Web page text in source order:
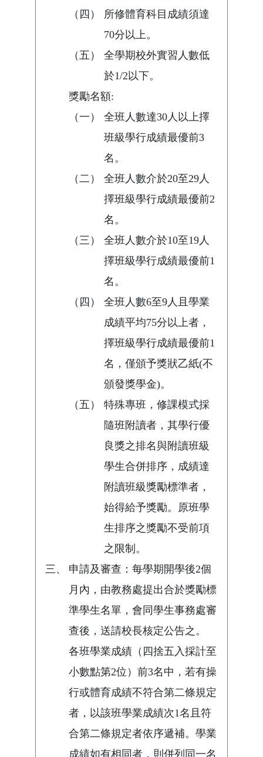
（四）
所修體育科目成績須達
70分以上。
（五）
全學期校外實習人數低
於1/2以下。
獎勵名額:
（一）
全班人數達30人以上擇
班級學行成績最優前3
名。
（二）
全班人數介於20至29人
擇班級學行成績最優前2
名。
（三）
全班人數介於10至19人
擇班級學行成績最優前1
名。
（四）
全班人數6至9人且學業
成績平均75分以上者，
擇班級學行成績最優前1
名，僅頒予獎狀乙紙(不
頒發獎學金)。
（五）
特殊專班，修課模式採
隨班附讀者，其學行優
良獎之排名與附讀班級
學生合併排序，成績達
附讀班級獎勵標準者，
始得給予獎勵。原班學
生排序之獎勵不受前項
之限制。
三、
申請及審查：每學期開學後2個
月內，由教務處提出合於獎勵標
準學生名單，會同學生事務處審
查後，送請校長核定公告之。
各班學業成績（四捨五入採計至
小數點第2位）前3名中，若有操
行或體育成績不符合第二條規定
者，以該班學業成績次1名且符
合第二條規定者依序遞補。學業
成績如有相同者，則併列同一名